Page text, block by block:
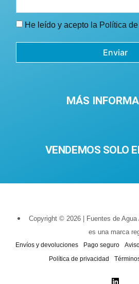
He leído y acepto la Política
Enviar
MÁS
VENDEMOS SOLO
Copyright © 2026 | Fuentes de
es una marca
Envíos y devoluciones Pago seguro
Política de privacidad